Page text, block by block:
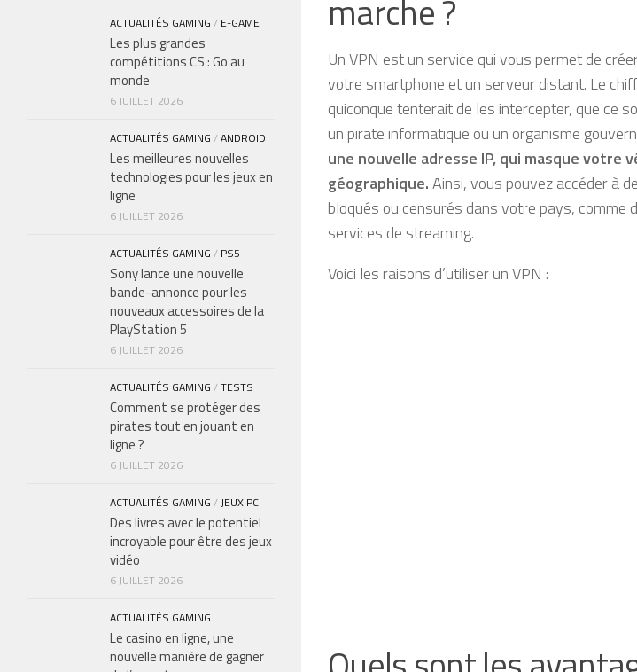
marche ?
Un VPN est un service qui vous permet de
votre smartphone et un serveur distant. Le
quiconque tenterait de les intercepter, que ce
un pirate informatique ou un organisme
une nouvelle adresse IP, qui masque
géographique.Ainsi, vous pouvez accéder à
bloqués ou censurés dans votre pays, comme
services de streaming.
Voici les raisons d’utiliser un VPN :
ACTUALITÉS GAMING / E-GAME
Les plus grandes
compétitions CS : Go au
monde
6 JUILLET 2026
ACTUALITÉS GAMING /ANDROID
Les meilleures nouvelles
technologies pour les jeux en
ligne
6 JUILLET 2026
ACTUALITÉS GAMING / PS5
Sony lance une nouvelle
bande-annonce pour les
nouveaux accessoires de la
PlayStation 5
6 JUILLET 2026
ACTUALITÉS GAMING /TESTS
Comment se protéger des
pirates tout en jouant en
ligne ?
6 JUILLET 2026
ACTUALITÉS GAMING /JEUX PC
Des livres avec le potentiel
incroyable pour être des jeux
vidéo
6 JUILLET 2026
ACTUALITÉS GAMING
Le casino en ligne, une
nouvelle manière de gagner